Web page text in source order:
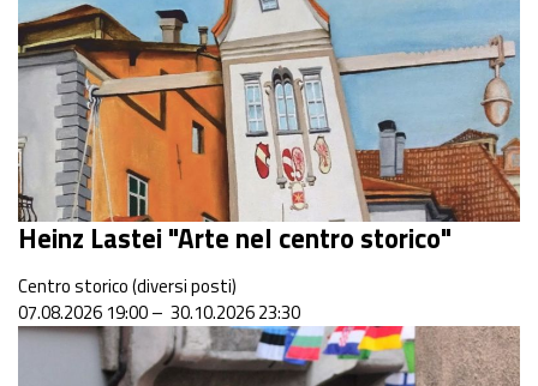
Heinz Lastei "Arte nel centro storico"
Centro storico (diversi posti)
07.08.2026 19:00 – 30.10.2026 23:30